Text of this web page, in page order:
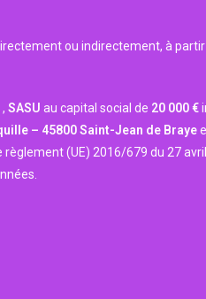
ou indirectement, à partir
SASU au capital social de 20 000€
– 45800 Saint-Jean de Braye
règlement (UE) 2016/679 du 27